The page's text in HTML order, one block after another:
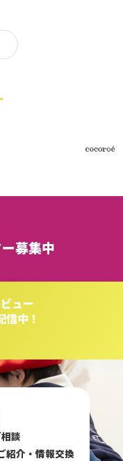
募集中
ュー
中！
談
紹介・情報交換